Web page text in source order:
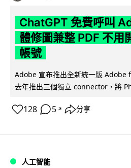
ChatGPT 免費呼叫
體修圖兼整 PDF 不用
帳號
Adobe 宣布推出全新統一版 Adobe
去年推出三個獨立 connector，將
128 5 ↗ 分享
人工智能